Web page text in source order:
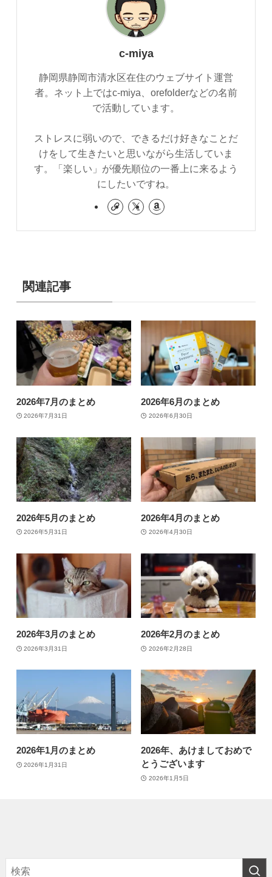
c-miya
静岡県静岡市清水区在住のウェブサイト運営
者。ネット上ではc-miya、orefolderなどの名前
で活動しています。
ストレスに弱いので、できるだけ好きなことだ
けをして生きたいと思いながら生活していま
す。「楽しい」が優先順位の一番上に来るよう
にしたいですね。
関連記事
2026年7月のまとめ
2026年7月31日
2026年6月のまとめ
2026年6月30日
2026年5月のまとめ
2026年5月31日
2026年4月のまとめ
2026年4月30日
2026年3月のまとめ
2026年3月31日
2026年2月のまとめ
2026年2月28日
2026年1月のまとめ
2026年1月31日
2026年、あけましておめで
とうございます
2026年1月5日